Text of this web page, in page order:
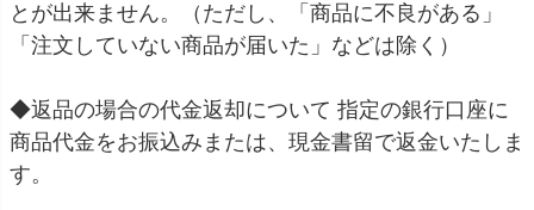
とが出来ません。（ただし、「商品に不良がある」
「注文していない商品が届いた」などは除く）
◆返品の場合の代金返却について 指定の銀行口座に
商品代金をお振込みまたは、現金書留で返金いたしま
す。